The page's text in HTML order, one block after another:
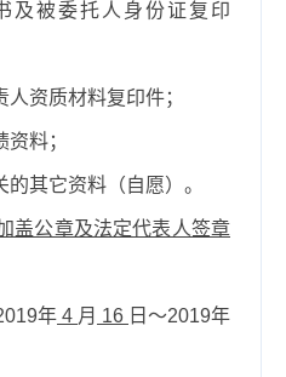
及被委托人身份证复印
资质材料复印件；
料；
的其它资料（自愿）。
盖公章及法定代表人签章
年 4 月 16 日～2019年